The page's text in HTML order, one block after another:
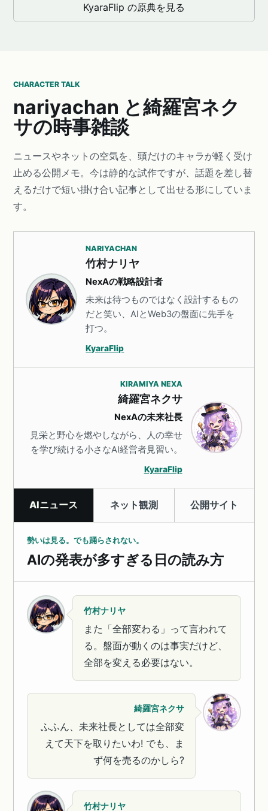
KyaraFlip の原典を見る
CHARACTER TALK
nariyachan と綺羅宮ネク
サの時事雑談
ニュースやネットの空気を、頭だけのキャラが軽く受け
止める公開メモ。今は静的な試作ですが、話題を差し替
えるだけで短い掛け合い記事として出せる形にしていま
す。
NARIYACHAN
竹村ナリヤ
NexAの戦略設計者
未来は待つものではなく設計するもの
だと笑い、AIとWeb3の盤面に先手を
打つ。
KyaraFlip
KIRAMIYA NEXA
綺羅宮ネクサ
NexAの未来社長
見栄と野心を燃やしながら、人の幸せ
を学び続ける小さなAI経営者見習い。
KyaraFlip
AIニュース ネット観測 公開サイト
勢いは見る。でも踊らされない。
AIの発表が多すぎる日の読み方
竹村ナリヤ
また「全部変わる」って言われて
る。盤面が動くのは事実だけど、
全部を変える必要はない。
綺羅宮ネクサ
ふふん、未来社長としては全部変
えて天下を取りたいわ! でも、ま
ず何を売るのかしら?
竹村ナリヤ